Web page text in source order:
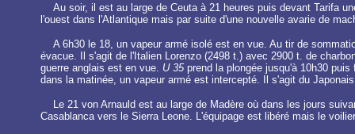
Au soir, il est au large de Ceuta à 21 heures puis devant Tarifa
l'ouest dans l'Atlantique mais par suite d'une nouvelle avarie de
A 6h30 le 18, un vapeur armé isolé est en vue. Au tir de
évacue. Il s'agit de l'Italien Lorenzo (2498 t.) avec 2900 t. de
guerre anglais est en vue. U 35prend la plongée jusqu'à 10h30
dans la matinée, un vapeur armé est intercepté. Il s'agit du
Le 21 von Arnauld est au large de Madère où dans les jours
Casablanca vers le Sierra Leone. L'équipage est libéré mais le